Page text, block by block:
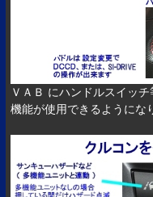
ＶＡＢ にハンドルスイッ
機能が使用できるようにな